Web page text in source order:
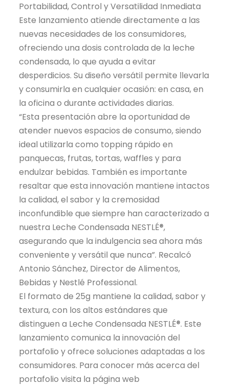
Portabilidad, Control y Versatilidad Inmediata
Este lanzamiento atiende directamente a las
nuevas necesidades de los consumidores,
ofreciendo una dosis controlada de la leche
condensada, lo que ayuda a evitar
desperdicios. Su diseño versátil permite llevarla
y consumirla en cualquier ocasión: en casa, en
la oficina o durante actividades diarias.
“Esta presentación abre la oportunidad de
atender nuevos espacios de consumo, siendo
ideal utilizarla como topping rápido en
panquecas, frutas, tortas, waffles y para
endulzar bebidas. También es importante
resaltar que esta innovación mantiene intactos
la calidad, el sabor y la cremosidad
inconfundible que siempre han caracterizado a
nuestra Leche Condensada NESTLÉ®,
asegurando que la indulgencia sea ahora más
conveniente y versátil que nunca”. Recalcó
Antonio Sánchez, Director de Alimentos,
Bebidas y Nestlé Professional.
El formato de 25g mantiene la calidad, sabor y
textura, con los altos estándares que
distinguen a Leche Condensada NESTLÉ®. Este
lanzamiento comunica la innovación del
portafolio y ofrece soluciones adaptadas a los
consumidores. Para conocer más acerca del
portafolio visita la página web